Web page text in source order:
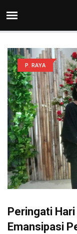
P. RAYA
Peringati
Emansipasi